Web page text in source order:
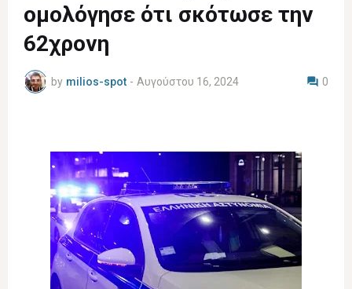
ομολόγησε ότι σκότωσε την
62χρονη
by milios-spot - Αυγούστου 16, 2024 0